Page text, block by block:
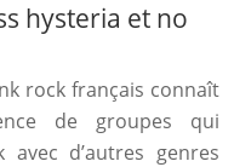
hysteria et no
rock français connaît
de groupes qui
d’autres genres